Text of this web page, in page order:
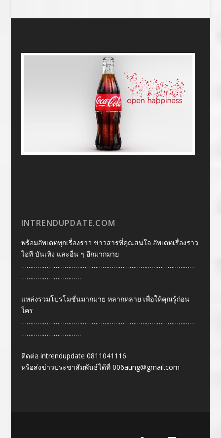
INTRENDUPDATE.COM
พร้อมอัพเดททุกเรื่องราว ข่าวสารที่คุณสนใจ อัพเดทเรื่องราว
ไอที บันเทิง และอื่น ๆ อีกมากมาย
……………………………………………………………………………………
……………………………
แหล่งรวมโปรโมชั่นมากมาย หลากหลาย เพื่อให้คุณรู้ก่อน
ใคร
……………………………………………………………………………………
……………………………
ติดต่อ intrendupdate 0811041116
หรือส่งข่าวประชาสัมพันธ์ได้ที่ 006aung@gmail.com